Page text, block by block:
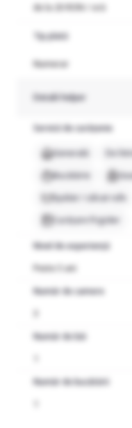
de la 20 RON / oră
Tip plată
Numerar
Detalii helper
Servicii de curățenie
Generală De
Bucătărie
Spălat / călcat rufe
Curățare frigider
Nivel de experiență
Peste 5 ani
Număr de camere
Număr de băi
Număr de bucătării